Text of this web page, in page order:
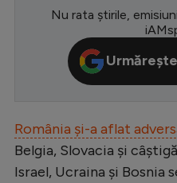
LaLiga
Serie A
Bundesliga
Campionate
Starurile
Nu rata știrile,
România și-a aflat
Belgia, Slovacia și
Israel, Ucraina și Bosnia